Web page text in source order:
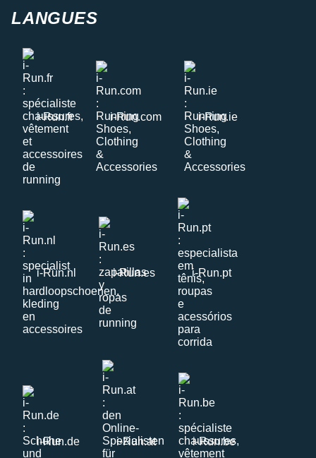
LANGUES
i-Run.fr i-Run.com i-Run.ie
i-Run.nl i-Run.es i-Run.pt
i-Run.de i-Run.at i-Run.be